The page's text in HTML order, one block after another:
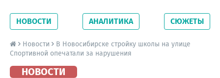
Новосибирской области. Читайте свежие
новости на сайте сетевого издания
Precedent.
НОВОСТИ АНАЛИТИКА СЮЖЕТЫ
Новости
В Новосибирске стройку школы на улице
Спортивной опечатали за нарушения
НОВОСТИ